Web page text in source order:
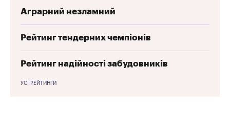
Аграрний незламний
Рейтинг тендерних чемпіонів
Рейтинг надійності забудовників
УСІ РЕЙТИНГИ